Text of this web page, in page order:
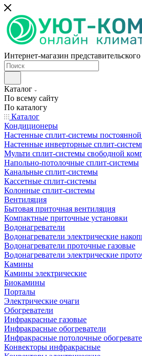
Интернет-магазин представительского
Каталог
По всему сайту
По каталогу
Каталог
Кондиционеры
Настенные сплит-системы
Настенные инверторные сплит-
Мульти сплит-системы свободной
Напольно-потолочные сплит-системы
Канальные сплит-системы
Кассетные сплит-системы
Колонные сплит-системы
Вентиляция
Бытовая приточная вентиляция
Компактные приточные установки
Водонагреватели
Водонагреватели электрические
Водонагреватели проточные газовые
Водонагреватели электрические
Камины
Камины электрические
Биокамины
Порталы
Электрические очаги
Обогреватели
Инфракрасные газовые
Инфракрасные обогреватели
Инфракрасные потолочные
Конвекторы инфракрасные